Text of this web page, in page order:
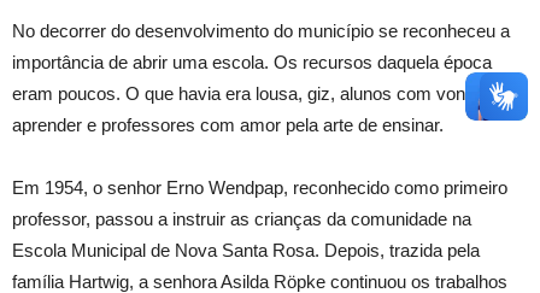
No decorrer do desenvolvimento do município se reconheceu a
importância de abrir uma escola. Os recursos daquela época
eram poucos. O que havia era lousa, giz, alunos com vontade de
aprender e professores com amor pela arte de ensinar.
Em 1954, o senhor Erno Wendpap, reconhecido como primeiro
professor, passou a instruir as crianças da comunidade na
Escola Municipal de Nova Santa Rosa. Depois, trazida pela
família Hartwig, a senhora Asilda Röpke continuou os trabalhos